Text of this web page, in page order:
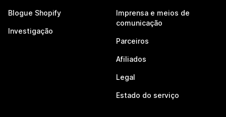
Blogue Shopify
Investigação
Imprensa e meios de
comunicação
Parceiros
Afiliados
Legal
Estado do serviço